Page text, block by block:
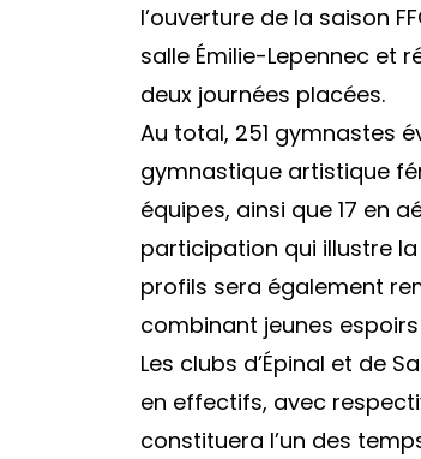
l’ouverture de la saison
salle Émilie-Lepennec et
deux journées placées.
Au total, 251 gymnastes
gymnastique artistique
équipes, ainsi que 17 en
participation qui illustre
profils sera également
combinant jeunes
Les clubs d’Épinal et de
en effectifs, avec
constituera l’un des